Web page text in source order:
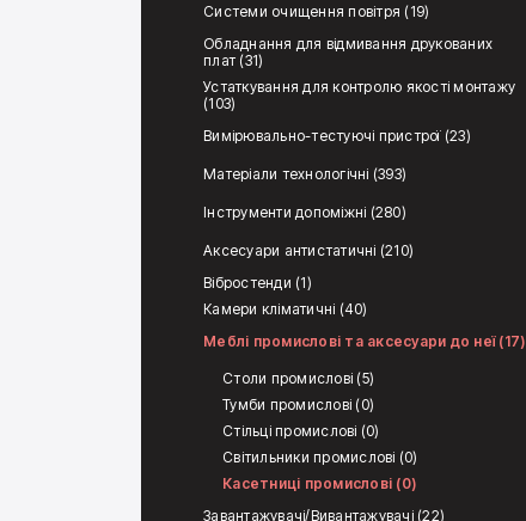
Системи очищення повітря (19)
Обладнання для відмивання друкованих
плат (31)
Устаткування для контролю якості монтажу
(103)
Вимірювально-тестуючі пристрої (23)
Матеріали технологічні (393)
Інструменти допоміжні (280)
Аксесуари антистатичні (210)
Вібростенди (1)
Камери кліматичні (40)
Меблі промислові та аксесуари до неї (17)
Столи промислові (5)
Тумби промислові (0)
Стільці промислові (0)
Світильники промислові (0)
Касетниці промислові (0)
Завантажувачі/Вивантажувачі (22)